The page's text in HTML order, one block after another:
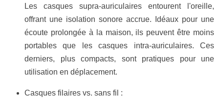
Les casques supra-auriculaires entourent l'oreille,
offrant une isolation sonore accrue. Idéaux pour une
écoute prolongée à la maison, ils peuvent être moins
portables que les casques intra-auriculaires. Ces
derniers, plus compacts, sont pratiques pour une
utilisation en déplacement.
Casques filaires vs. sans fil :